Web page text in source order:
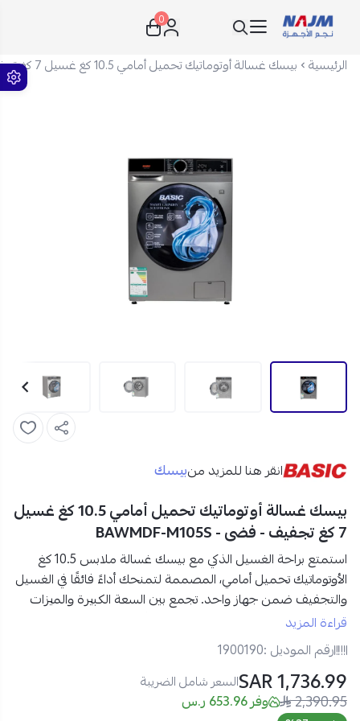
نجم الأجهزة
0
الرئيسية بيسك غسالة أوتوماتيك تحميل أمامي 10.5 كغ غسيل 7 كغ تجفيف - فضى - BAWMDF-M105S
انقر هنا للمزيد منبيسك
بيسك غسالة أوتوماتيك تحميل أمامي 10.5 كغ غسيل
7 كغ تجفيف - فضى - BAWMDF-M105S
استمتع براحة الغسيل الذكي مع
بيسك غسالة ملابس 10.5 كغ
الأوتوماتيك تحميل أمامي، المصممة لتمنحك أداءً فائقًا في الغسيل
والتجفيف ضمن جهاز واحد. تجمع بين السعة الكبيرة والميزات
المتطورةلتوفر لك نتائج مثالية في وقت أقل وبجهد بسيط.
مواصفات بيسك غسالة ملابس 10.5 كغ أوتوماتيك في السعودية:
العلامة التجارية:بيسك
الموديل:BAWMDF-M105S
قراءة المزيد
رقم الموديل :1900190
1,736.99 SAR السعر شامل الضريبة
2,390.95 وفر 653.96 ر.س